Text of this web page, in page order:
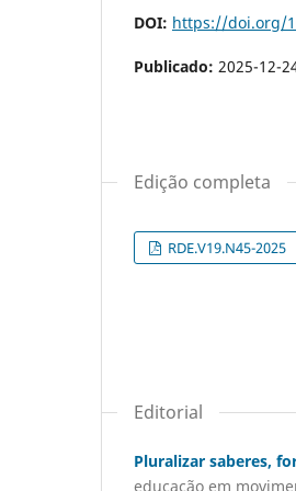
DOI: https://doi.org/
Publicado: 2025-12-
Edição completa
RDE.V19.N45-2025
Editorial
Pluralizar saberes,
educação em